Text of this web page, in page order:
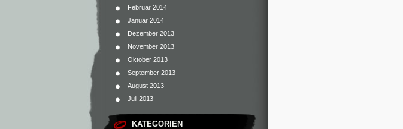
Februar 2014
Januar 2014
Dezember 2013
November 2013
Oktober 2013
September 2013
August 2013
Juli 2013
KATEGORIEN